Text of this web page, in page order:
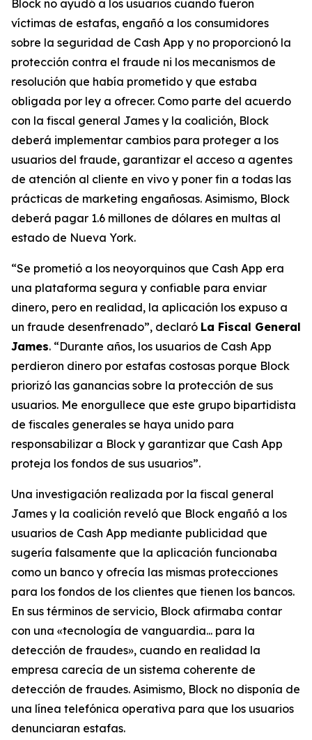
Block no ayudó a los usuarios cuando fueron
víctimas de estafas, engañó a los consumidores
sobre la seguridad de Cash App y no proporcionó la
protección contra el fraude ni los mecanismos de
resolución que había prometido y que estaba
obligada por ley a ofrecer. Como parte del acuerdo
con la fiscal general James y la coalición, Block
deberá implementar cambios para proteger a los
usuarios del fraude, garantizar el acceso a agentes
de atención al cliente en vivo y poner fin a todas las
prácticas de marketing engañosas. Asimismo, Block
deberá pagar 1.6 millones de dólares en multas al
estado de Nueva York.
“Se prometió a los neoyorquinos que Cash App era
una plataforma segura y confiable para enviar
dinero, pero en realidad, la aplicación los expuso a
un fraude desenfrenado”, declaró La Fiscal General
James. “Durante años, los usuarios de Cash App
perdieron dinero por estafas costosas porque Block
priorizó las ganancias sobre la protección de sus
usuarios. Me enorgullece que este grupo bipartidista
de fiscales generales se haya unido para
responsabilizar a Block y garantizar que Cash App
proteja los fondos de sus usuarios”.
Una investigación realizada por la fiscal general
James y la coalición reveló que Block engañó a los
usuarios de Cash App mediante publicidad que
sugería falsamente que la aplicación funcionaba
como un banco y ofrecía las mismas protecciones
para los fondos de los clientes que tienen los bancos.
En sus términos de servicio, Block afirmaba contar
con una «tecnología de vanguardia... para la
detección de fraudes», cuando en realidad la
empresa carecía de un sistema coherente de
detección de fraudes. Asimismo, Block no disponía de
una línea telefónica operativa para que los usuarios
denunciaran estafas.